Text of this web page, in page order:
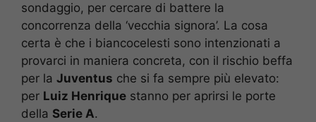
sondaggio, per cercare di battere la
concorrenza della ‘vecchia signora’. La cosa
certa è che i biancocelesti sono intenzionati a
provarci in maniera concreta, con il rischio beffa
per la Juventus che si fa sempre più elevato:
per Luiz Henrique stanno per aprirsi le porte
della Serie A.